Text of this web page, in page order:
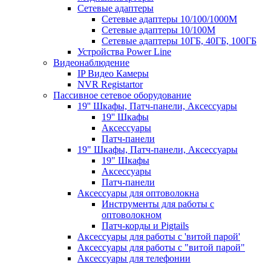
Сетевые адаптеры
Сетевые адаптеры 10/100/1000М
Сетевые адаптеры 10/100M
Сетевые адаптеры 10ГБ, 40ГБ, 100ГБ
Устройства Power Line
Видеонаблюдение
IP Видео Камеры
NVR Registartor
Пассивное сетевое оборудование
19'' Шкафы, Патч-панели, Аксессуары
19'' Шкафы
Аксессуары
Патч-панели
19" Шкафы, Патч-панели, Аксессуары
19" Шкафы
Аксессуары
Патч-панели
Аксессуары для оптоволокна
Инструменты для работы с
оптоволокном
Патч-корды и Pigtails
Аксессуары для работы с 'витой парой'
Аксессуары для работы с "витой парой"
Аксессуары для телефонии